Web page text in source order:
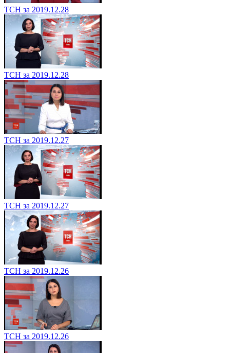
ТСН за 2019.12.28
ТСН за 2019.12.28
ТСН за 2019.12.27
ТСН за 2019.12.27
ТСН за 2019.12.26
ТСН за 2019.12.26